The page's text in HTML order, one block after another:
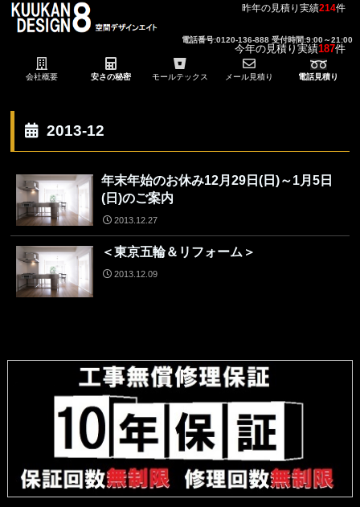
昨年の見積り実績214件
今年の見積り実績187件
電話番号:0120-136-888 受付時間:9:00～21:00
会社概要 安さの秘密 モールテックス メール見積り 電話見積り
2013-12
年末年始のお休み12月29日(日)～1月5日
(日)のご案内
2013.12.27
＜東京五輪＆リフォーム＞
2013.12.09